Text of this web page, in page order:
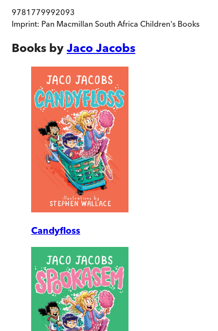
9781779992093
Imprint: Pan Macmillan South Africa Children's Books
Books by Jaco Jacobs
Candyfloss